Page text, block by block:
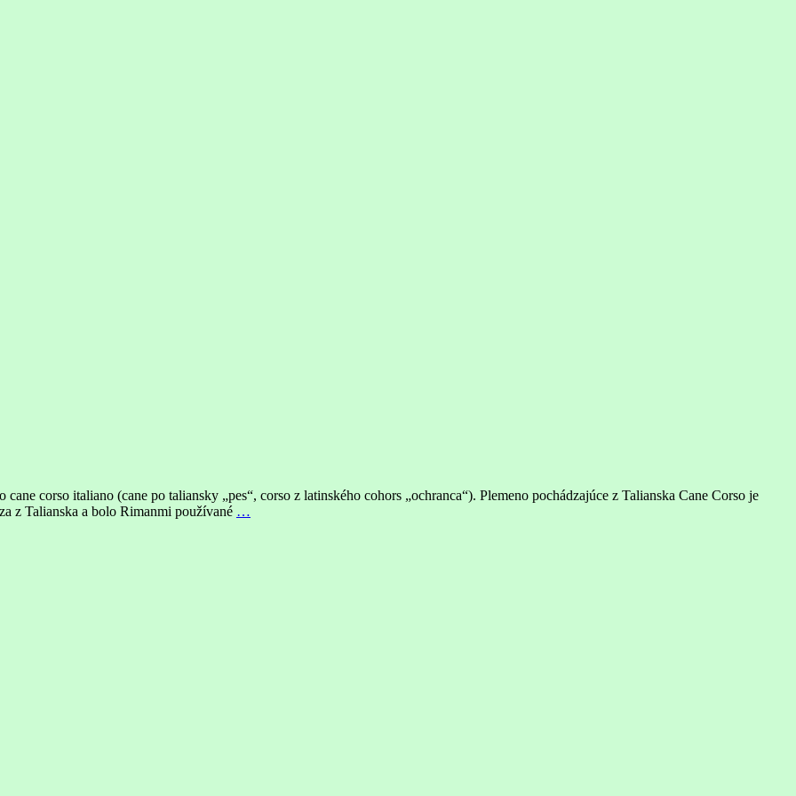
corso italiano (cane po taliansky „pes“, corso z latinského cohors „ochranca“). Plemeno pochádzajúce z Talianska Cane Corso je
z Talianska a bolo Rimanmi používané …